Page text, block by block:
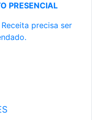
PRESENCIAL
precisa ser